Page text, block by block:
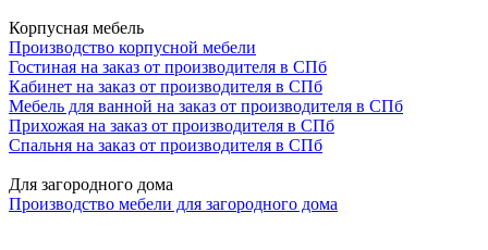
Корпусная мебель
Производство корпусной мебели
Гостиная на заказ от производителя в СПб
Кабинет на заказ от производителя в СПб
Мебель для ванной на заказ от производителя в СПб
Прихожая на заказ от производителя в СПб
Спальня на заказ от производителя в СПб
Для загородного дома
Производство мебели для загородного дома